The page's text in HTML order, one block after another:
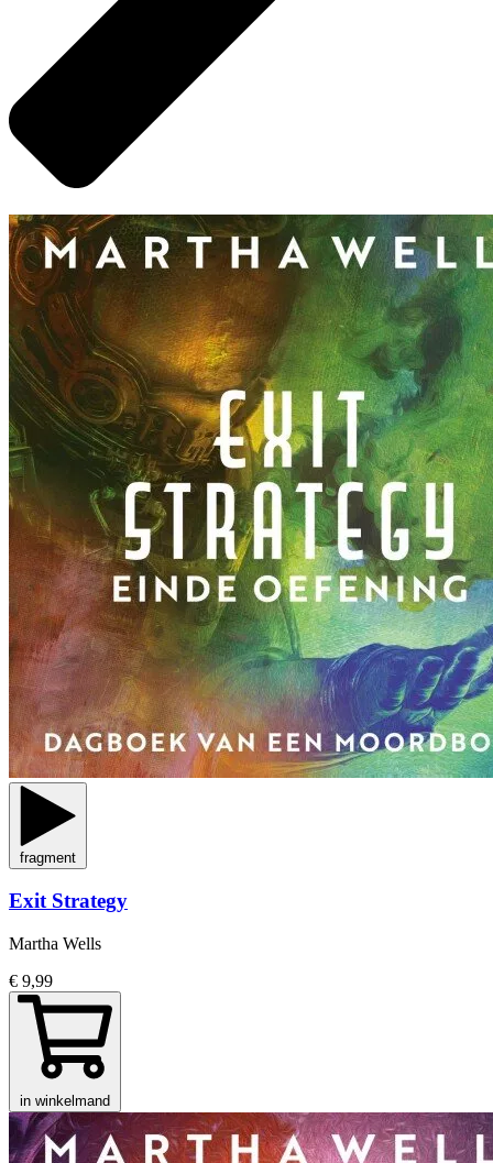
fragment
Exit Strategy
Martha Wells
€ 9,99
in winkelmand